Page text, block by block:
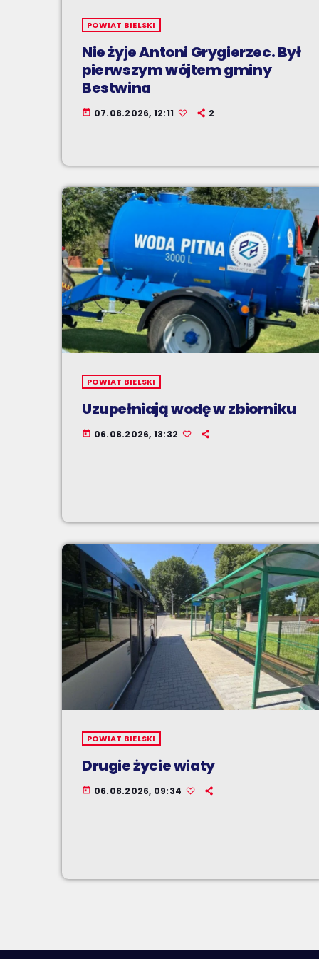
POWIAT BIELSKI
Nie żyje Antoni Grygierzec. Był
pierwszym wójtem gminy
Bestwina
today 07.08.2026, 12:11 2
POWIAT BIELSKI
Uzupełniają wodę w zbiorniku
today 06.08.2026, 13:32
POWIAT BIELSKI
Drugie życie wiaty
today 06.08.2026, 09:34